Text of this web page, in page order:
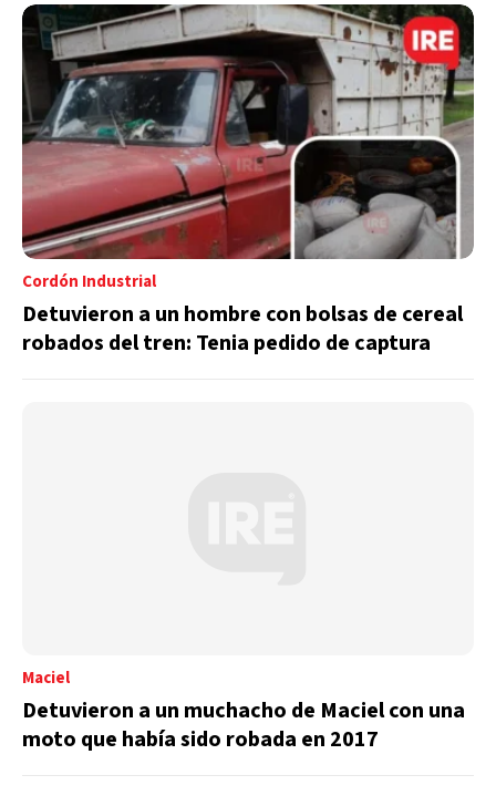
Cordón Industrial
Detuvieron a un hombre con bolsas de cereal
robados del tren: Tenia pedido de captura
Maciel
Detuvieron a un muchacho de Maciel con una
moto que había sido robada en 2017